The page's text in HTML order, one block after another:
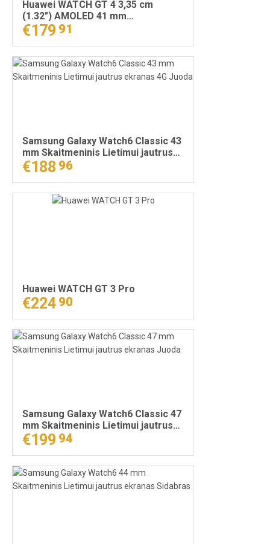
Huawei WATCH GT 4 3,35 cm
(1.32") AMOLED 41 mm
Skaitmeninis 466 x 466 pikseliai
Auksas „Wi-Fi“ GPS (palydovinis)
€179 91
Samsung Galaxy Watch6 Classic 43
mm Skaitmeninis Lietimui jautrus
ekranas 4G Juoda
€188 96
Huawei WATCH GT 3 Pro
€224 90
Samsung Galaxy Watch6 Classic 47
mm Skaitmeninis Lietimui jautrus
ekranas Juoda
€199 94